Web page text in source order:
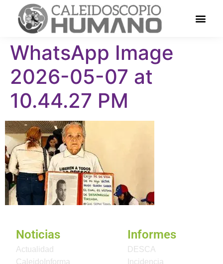
WhatsApp Image
2026-05-07 at
10.44.27 PM
Noticias
Actualidad
CaleidoInforma
Informes
DESCA
Incidencia